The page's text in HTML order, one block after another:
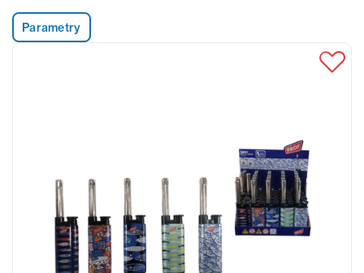
Heslo
Parametry